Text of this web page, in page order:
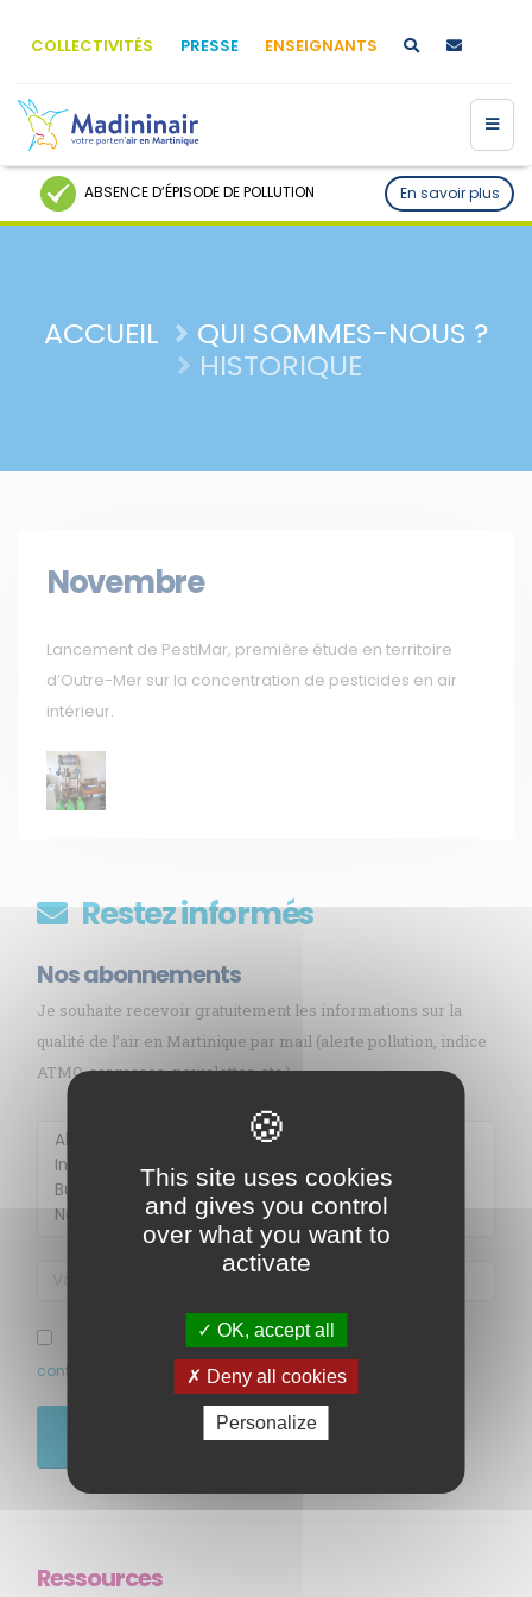
COLLECTIVITÉS PRESSE ENSEIGNANTS
ABSENCE D’ÉPISODE DE POLLUTION En savoir plus
ACCUEIL
QUI SOMMES-NOUS ?
HISTORIQUE
Novembre
Lancement de PestiMar, première étude en territoire
d’Outre-Mer sur la concentration de pesticides en air
intérieur.
Restez informés
Nos abonnements
Je souhaite recevoir gratuitement les informations sur la
qualité de l’air en Martinique par mail (alerte pollution, indice
ATMO, sargasses, newsletter, etc.)
J’ai pris connaissance et accepte la politique de
confidentialité de ce site
Ressources
Membre de
Accueil
Agir
This site uses cookies
and gives you control
over what you want to
activate
OK, accept all
Deny all cookies
Personalize